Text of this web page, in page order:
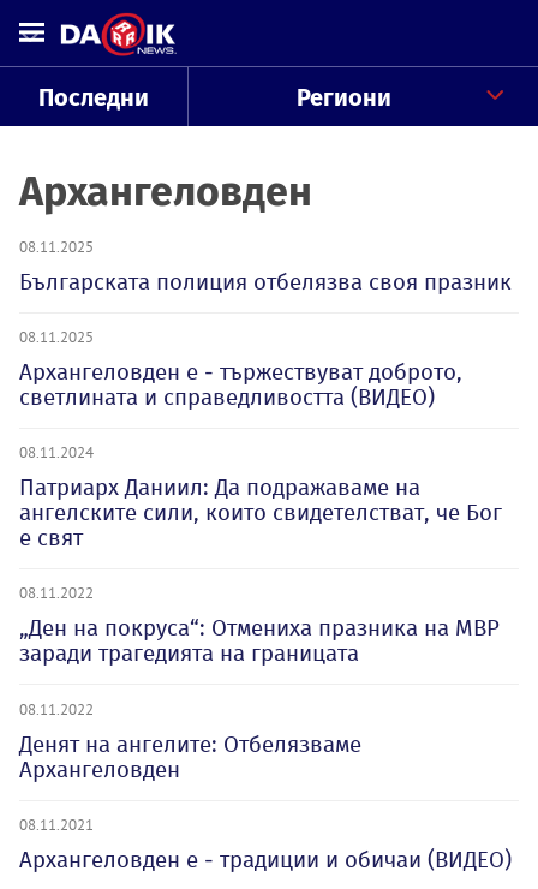
Последни Региони
Архангеловден
08.11.2025
Българската полиция отбелязва своя празник
08.11.2025
Архангеловден е - тържествуват доброто,
светлината и справедливостта (ВИДЕО)
08.11.2024
Патриарх Даниил: Да подражаваме на
ангелските сили, които свидетелстват, че Бог
е свят
08.11.2022
„Ден на покруса“: Отмениха празника на МВР
заради трагедията на границата
08.11.2022
Денят на ангелите: Отбелязваме
Архангеловден
08.11.2021
Архангеловден е - традиции и обичаи (ВИДЕО)